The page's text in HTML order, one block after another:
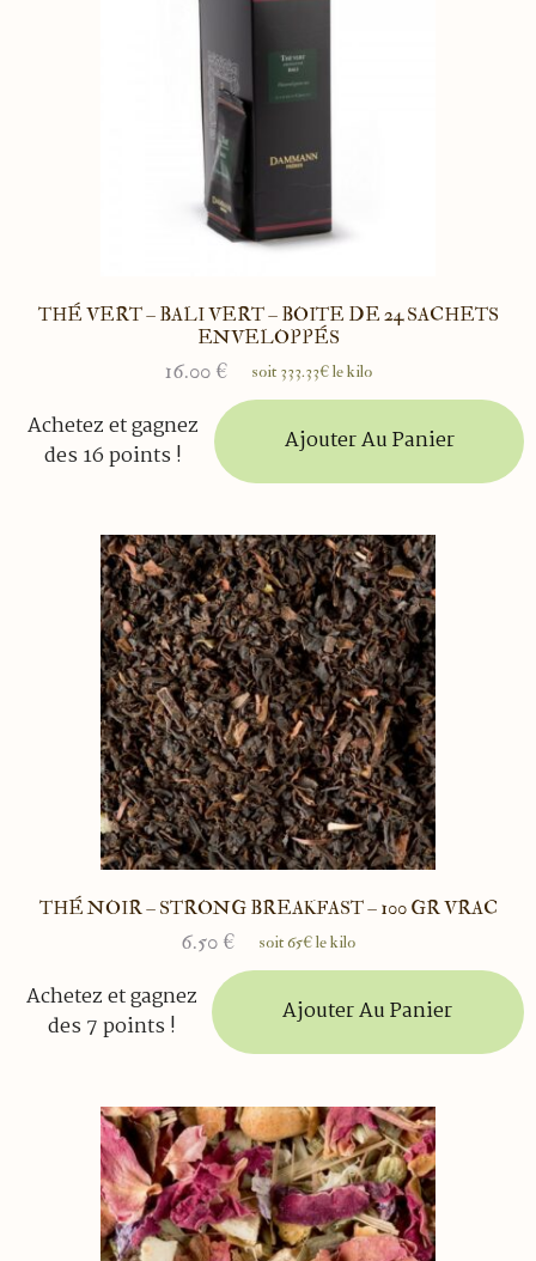
THÉ VERT – BALI VERT – BOITE DE 24 SACHETS
ENVELOPPÉS
16.00 € soit 333.33€ le kilo
Achetez et gagnez
des 16 points !
Ajouter Au Panier
THÉ NOIR – STRONG BREAKFAST – 100 GR VRAC
6.50 € soit 65€ le kilo
Achetez et gagnez
des 7 points !
Ajouter Au Panier